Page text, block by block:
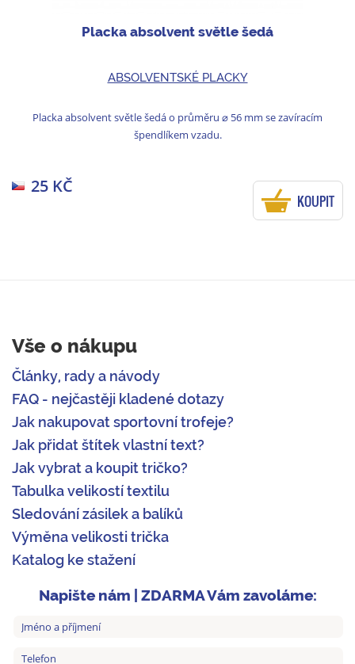
Placka absolvent světle šedá
ABSOLVENTSKÉ PLACKY
Placka absolvent světle šedá o průměru ⌀ 56 mm se zavíracím
špendlíkem vzadu.
25 KČ
KOUPIT
Vše o nákupu
Články, rady a návody
FAQ - nejčastěji kladené dotazy
Jak nakupovat sportovní trofeje?
Jak přidat štítek vlastní text?
Jak vybrat a koupit tričko?
Tabulka velikostí textilu
Sledování zásilek a balíků
Výměna velikosti trička
Katalog ke stažení
Napište nám | ZDARMA Vám zavoláme: